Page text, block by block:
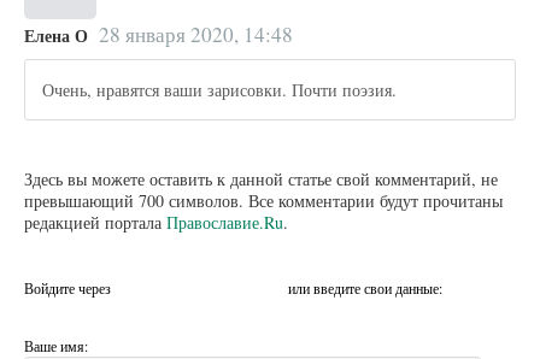
Елена О 28 января 2020, 14:48
Очень, нравятся ваши зарисовки. Почти поэзия.
Здесь вы можете оставить к данной статье свой комментарий, не
превышающий 700 символов. Все комментарии будут прочитаны
редакцией портала Православие.Ru.
Войдите через или введите свои данные:
Ваше имя: